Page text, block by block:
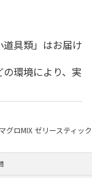
具類」はお届け
環境により、実
グロMIX ゼリースティッ